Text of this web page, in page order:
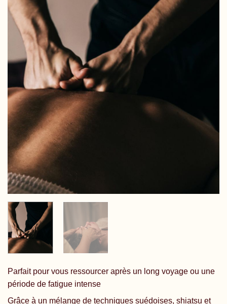
Parfait pour vous ressourcer après un long voyage ou une
période de fatigue intense
Grâce à un mélange de techniques suédoises, shiatsu et